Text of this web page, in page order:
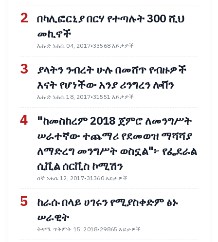
2 በካሊፎርኒያ በርሃ የተጣሉት 300 ሺህ
መኪኖች
እሑድ ነሐሴ 04, 2017•33568 እይታዎች
3
ያላትን ንብረት ሁሉ በመሸጥ የብዙዎች
እናት የሆነችው አንያ ሪንግረን ሎቨን
እሑድ ነሐሴ 18, 2017•31551 እይታዎች
4
"ከመስከረም 2018 ጀምሮ ለመንግሥት
ሠራተኛው ተጨማሪ የደመወዝ ማሻሻያ
ለማድረግ መንግሥት ወስኗል"፦ የፌደራል
ሲቪል ሰርቪስ ኮሚሽን
ሰኞ ነሐሴ 12, 2017•31360 እይታዎች
5
ከራሱ በላይ ሀገሩን የሚያስቀድም ፅኑ
ሠራዊት
ቅዳሜ ጥቅምት 15, 2018•29865 እይታዎች